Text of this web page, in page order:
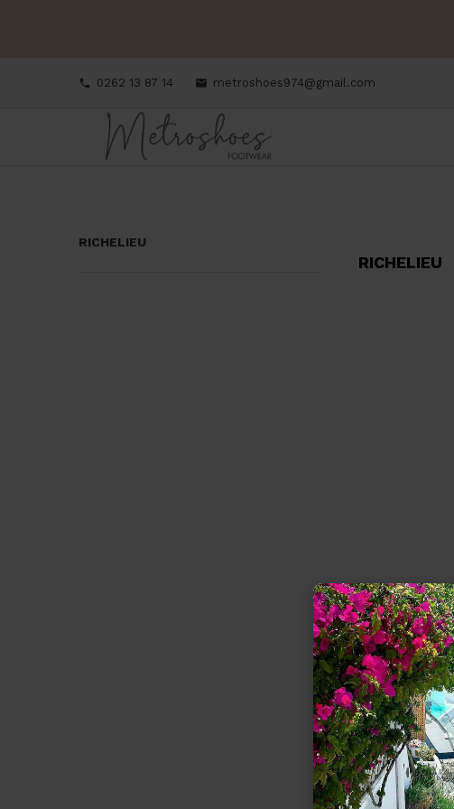
 0262 13 87 14  metroshoes974@gmail.com
RICHELIEU
RICHELIEU